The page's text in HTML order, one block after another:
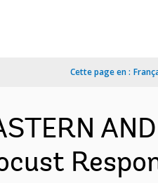
Cette page en :
AND